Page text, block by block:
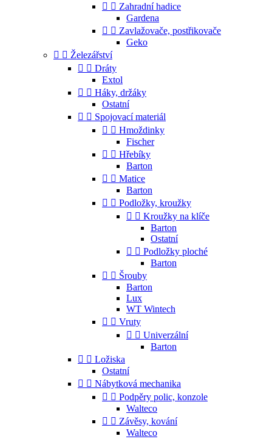
  Zahradní hadice
Gardena
  Zavlažovače, postřikovače
Geko
  Železářství
  Dráty
Extol
  Háky, držáky
Ostatní
  Spojovací materiál
  Hmoždinky
Fischer
  Hřebíky
Barton
  Matice
Barton
  Podložky, kroužky
  Kroužky na klíče
Barton
Ostatní
  Podložky ploché
Barton
  Šrouby
Barton
Lux
WT Wintech
  Vruty
  Univerzální
Barton
  Ložiska
Ostatní
  Nábytková mechanika
  Podpěry polic, konzole
Walteco
  Závěsy, kování
Walteco